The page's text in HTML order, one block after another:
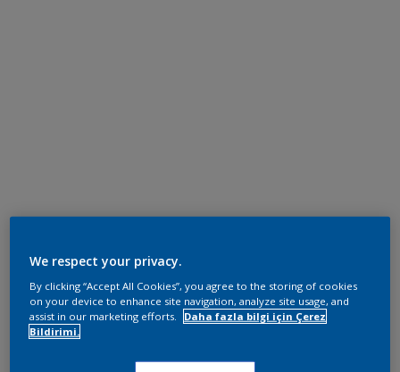
We respect your privacy.
By clicking “Accept All Cookies”, you agree to the storing of cookies
on your device to enhance site navigation, analyze site usage, and
assist in our marketing efforts.
Daha fazla bilgi için Çerez
Bildirimi.